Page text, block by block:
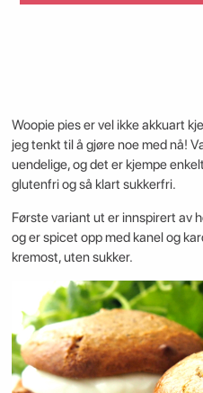
Woopie pies er vel ikke akkuart
jeg tenkt til å gjøre noe med nå!
uendelige, og det er kjempe
glutenfri og så klart sukkerfri.
Første variant ut er innspirert av
og er spicet opp med kanel og
kremost, uten sukker.